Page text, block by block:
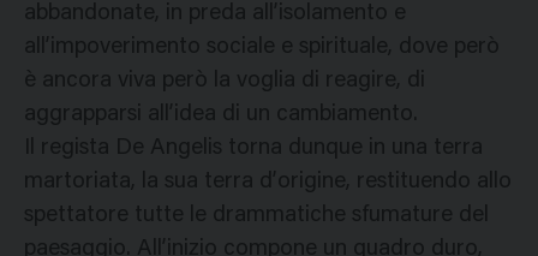
abbandonate, in preda all’isolamento e
all’impoverimento sociale e spirituale, dove però
è ancora viva però la voglia di reagire, di
aggrapparsi all’idea di un cambiamento.
Il regista De Angelis torna dunque in una terra
martoriata, la sua terra d’origine, restituendo allo
spettatore tutte le drammatiche sfumature del
paesaggio. All’inizio compone un quadro duro,